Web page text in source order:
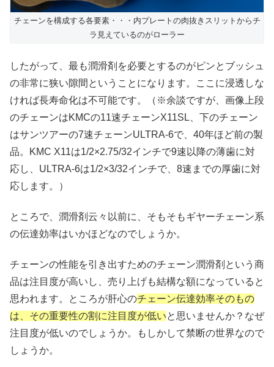
チェーンを構成する各要素・・・内プレートの肉抜きスリットからチ
ラ見えているのがローラー
したがって、最も潤滑剤を必要とするのがピンとブッシュ
の非常に狭い隙間ということになります。ここに浸透しな
ければ長寿命化は不可能です。（※余談ですが、画像上段
のチェーンはKMCの11速チェーンX11SL、下のチェーン
はサンツアーの7速チェーンULTRA-6で、40年ほど前の製
品。KMC X11は1/2×2.75/32インチで9速以降の薄歯に対
応し、ULTRA-6は1/2×3/32インチで、8速までの厚歯に対
応します。）
ところで、潤滑剤云々以前に、そもそもギヤーチェーン系
の伝達効率はいかほどなのでしょうか。
チェーンの性能を引き出すためのチェーン潤滑剤という商
品は注目度が高いし、売り上げも結構な額になっていると
思われます。ところが肝心のチェーン伝達効率そのもの
は、その重要性の割に注目度が低いと思いませんか？なぜ
注目度が低いのでしょうか。もしかして禁断の世界なので
しょうか。